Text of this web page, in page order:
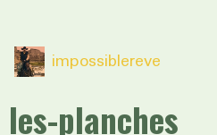
impossiblereve
les-planches